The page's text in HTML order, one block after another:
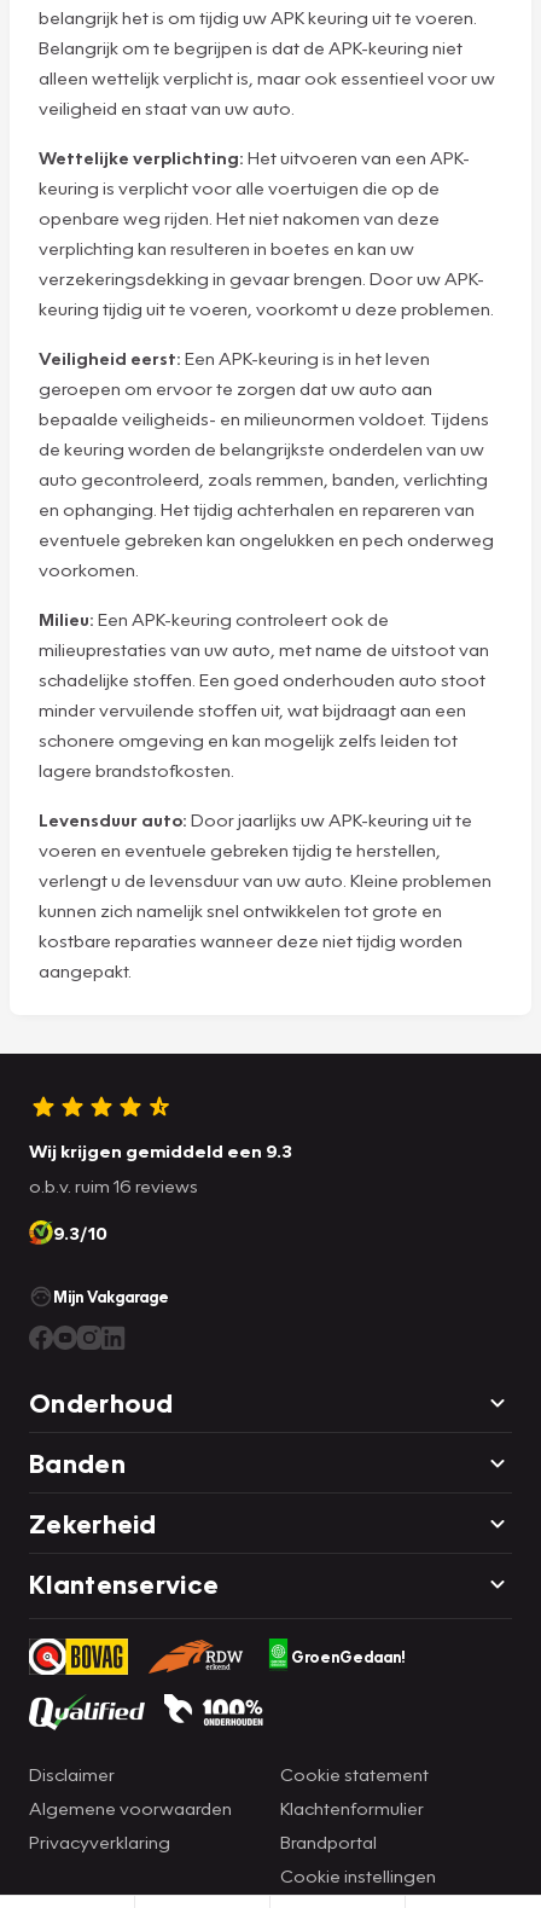
belangrijk het is om tijdig uw APK keuring uit te voeren.
Belangrijk om te begrijpen is dat de APK-keuring niet
alleen wettelijk verplicht is, maar ook essentieel voor uw
veiligheid en staat van uw auto.
Wettelijke verplichting: Het uitvoeren van een APK-
keuring is verplicht voor alle voertuigen die op de
openbare weg rijden. Het niet nakomen van deze
verplichting kan resulteren in boetes en kan uw
verzekeringsdekking in gevaar brengen. Door uw APK-
keuring tijdig uit te voeren, voorkomt u deze problemen.
Veiligheid eerst: Een APK-keuring is in het leven
geroepen om ervoor te zorgen dat uw auto aan
bepaalde veiligheids- en milieunormen voldoet. Tijdens
de keuring worden de belangrijkste onderdelen van uw
auto gecontroleerd, zoals remmen, banden, verlichting
en ophanging. Het tijdig achterhalen en repareren van
eventuele gebreken kan ongelukken en pech onderweg
voorkomen.
Milieu: Een APK-keuring controleert ook de
milieuprestaties van uw auto, met name de uitstoot van
schadelijke stoffen. Een goed onderhouden auto stoot
minder vervuilende stoffen uit, wat bijdraagt aan een
schonere omgeving en kan mogelijk zelfs leiden tot
lagere brandstofkosten.
Levensduur auto: Door jaarlijks uw APK-keuring uit te
voeren en eventuele gebreken tijdig te herstellen,
verlengt u de levensduur van uw auto. Kleine problemen
kunnen zich namelijk snel ontwikkelen tot grote en
kostbare reparaties wanneer deze niet tijdig worden
aangepakt.
Wij krijgen gemiddeld een 9.3
o.b.v. ruim 16 reviews
9.3/10
Mijn Vakgarage
Onderhoud
Banden
Zekerheid
Klantenservice
GroenGedaan!
Disclaimer
Algemene voorwaarden
Privacyverklaring
Cookie statement
Klachtenformulier
Brandportal
Cookie instellingen